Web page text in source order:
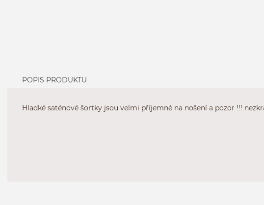
POPIS PRODUKTU
Hladké saténové šortky jsou velmi příjemné na nošení a pozor !!!